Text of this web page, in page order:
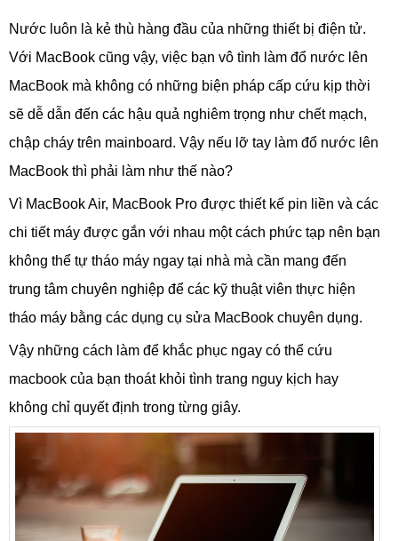
Nước luôn là kẻ thù hàng đầu của những thiết bị điện tử.
Với MacBook cũng vậy, việc bạn vô tình làm đổ nước lên
MacBook mà không có những biện pháp cấp cứu kịp thời
sẽ dễ dẫn đến các hậu quả nghiêm trọng như chết mạch,
chập cháy trên mainboard. Vậy nếu lỡ tay làm đổ nước lên
MacBook thì phải làm như thế nào?
Vì MacBook Air, MacBook Pro được thiết kế pin liền và các
chi tiết máy được gắn với nhau một cách phức tạp nên bạn
không thể tự tháo máy ngay tại nhà mà cần mang đến
trung tâm chuyên nghiệp để các kỹ thuật viên thực hiện
tháo máy bằng các dụng cụ sửa MacBook chuyên dụng.
Vậy những cách làm để khắc phục ngay có thể cứu
macbook của bạn thoát khỏi tình trang nguy kịch hay
không chỉ quyết định trong từng giây.